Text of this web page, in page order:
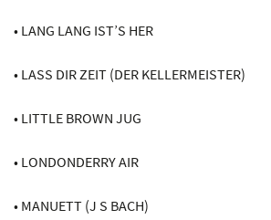
• LANG LANG IST’S HER
• LASS DIR ZEIT (DER KELLERMEISTER)
• LITTLE BROWN JUG
• LONDONDERRY AIR
• MANUETT (J S BACH)